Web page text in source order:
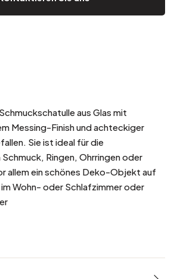
aus Glas mit
Messing-Finish und achteckiger
Sie ist ideal für die
Ringen, Ohrringen oder
allem ein schönes Deko-Objekt auf
Wohn- oder Schlafzimmer oder